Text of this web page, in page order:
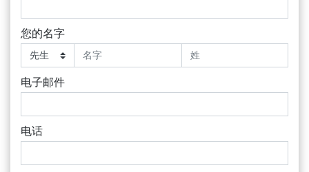
您的名字
电子邮件
电话